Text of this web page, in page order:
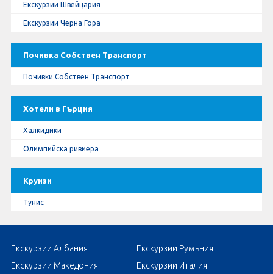
Екскурзии Швейцария
Екскурзии Черна Гора
Почивка Собствен Транспорт
Почивки Собствен Транспорт
Хотели в Гърция
Халкидики
Олимпийска ривиера
Круизи
Тунис
Екскурзии Албания
Екскурзии Румъния
Екскурзии Македония
Екскурзии Италия